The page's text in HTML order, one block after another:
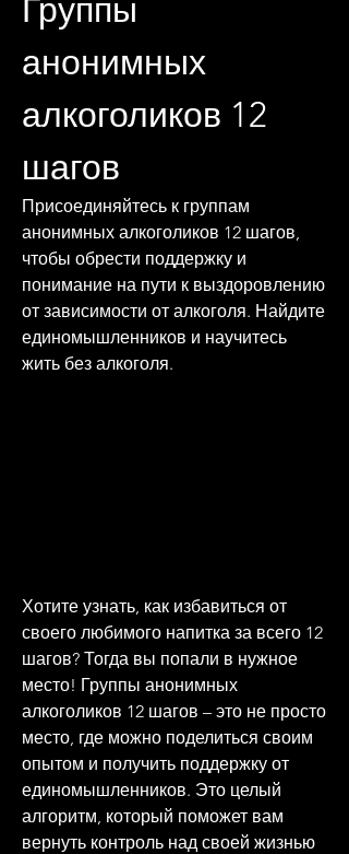
Группы
анонимных
алкоголиков 12
шагов
Присоединяйтесь к группам
анонимных алкоголиков 12 шагов,
чтобы обрести поддержку и
понимание на пути к выздоровлению
от зависимости от алкоголя. Найдите
единомышленников и научитесь
жить без алкоголя.
Хотите узнать, как избавиться от
своего любимого напитка за всего 12
шагов? Тогда вы попали в нужное
место! Группы анонимных
алкоголиков 12 шагов – это не просто
место, где можно поделиться своим
опытом и получить поддержку от
единомышленников. Это целый
алгоритм, который поможет вам
вернуть контроль над своей жизнью